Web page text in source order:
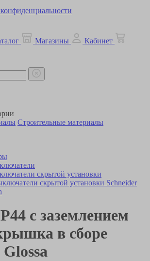
Магазины
Кабинет
Строительные материалы
скрытой установки
скрытой установки Schneider
с заземлением
в сборе